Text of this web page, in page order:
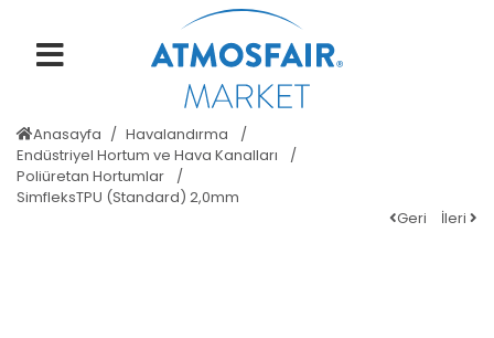
Anasayfa
Havalandırma
Endüstriyel Hortum ve Hava Kanalları
Poliüretan Hortumlar
SimfleksTPU (Standard) 2,0mm
Geri
İleri